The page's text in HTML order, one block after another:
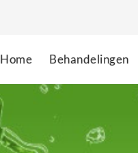
Home Behandelingen